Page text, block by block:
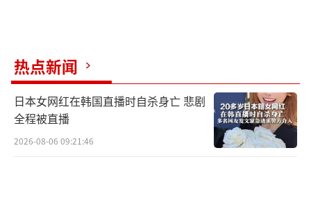
热点新闻
日本女网红在韩国直播时自杀身亡 悲剧
全程被直播
2026-08-06 09:21:46